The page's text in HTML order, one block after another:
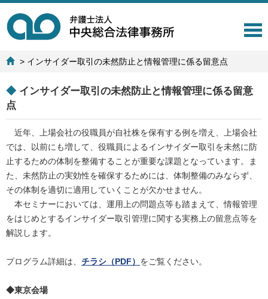
T
e
i
g
a
n
> インサイダー取引の未然防止と情報管理に係る留意点
◆ インサイダー取引の未然防止と情報管理に係る留意
点
近年、上場会社の役職員が自社株を保有する例を増え、上場会社
では、以前にも増して、役職員によるインサイダー取引を未然に防
止するための体制を整備することが重要な課題となっています。ま
た、未然防止の実効性を確保するためには、体制整備のみならず、
その体制を適切に適用していくことが欠かせません。
本セミナーにおいては、運用上の問題点等も踏まえて、情報管理
をはじめとするインサイダー取引管理に関する実務上の留意点等を
解説します。
プログラム詳細は、 チラシ（PDF） をご覧ください。
◆東京会場